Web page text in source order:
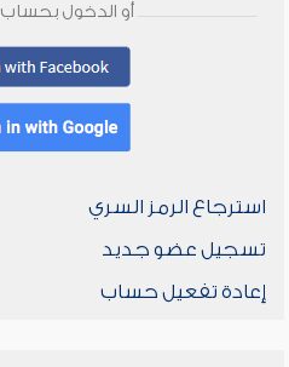
أو الدخول بحساب
استرجاع الرمز السري
تسجيل عضو جديد
إعادة تفعيل حساب